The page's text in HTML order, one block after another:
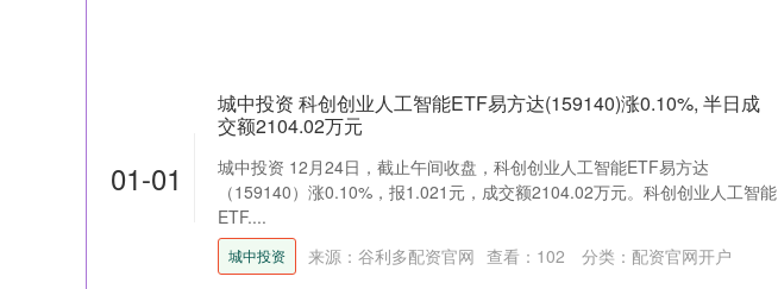
01-01
城中投资 科创创业人工智能ETF易方达(159140)涨0.10%, 半日成
交额2104.02万元
城中投资 12月24日，截止午间收盘，科创创业人工智能ETF易方达
（159140）涨0.10%，报1.021元，成交额2104.02万元。科创创业人工智能
ETF....
城中投资 来源：谷利多配资官网 查看： 102 分类： 配资官网开户